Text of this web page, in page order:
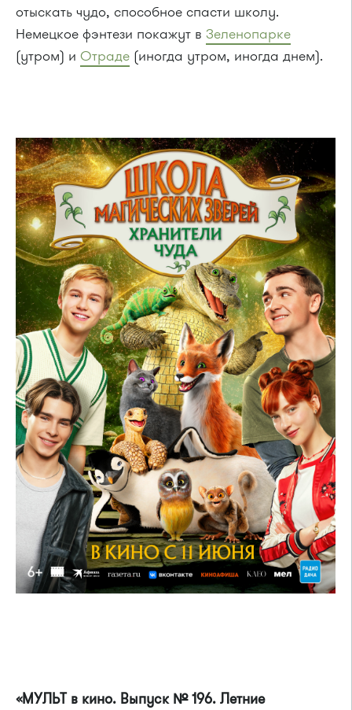
отыскать чудо, способное спасти школу.
Немецкое фэнтези покажут в Зеленопарке
(утром) и Отраде (иногда утром, иногда днем).
«МУЛЬТ в кино. Выпуск № 196. Летние